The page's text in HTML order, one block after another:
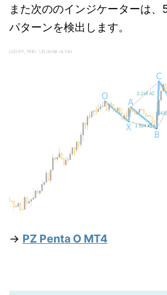
また次ののインジケーターは
パターンを検出します。
→ PZ Penta O MT4